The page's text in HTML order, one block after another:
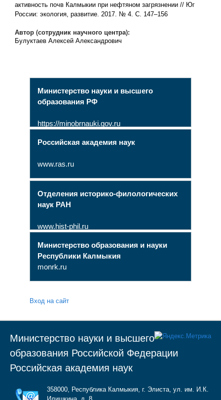
активность почв Калмыкии при нефтяном загрязнении // Юг
России: экология, развитие. 2017. № 4. С. 147–156
Автор (сотрудник научного центра):
Булуктаев Алексей Александрович
Министерство науки и высшего
образования РФ
https://minobrnauki.gov.ru
Российская академия наук
www.ras.ru
Отделения историко-филологических
наук РАН
www.hist-phil.ru
Министерство образования и науки
Республики Калмыкия
monrk.ru
Вход на сайт
Министерство науки и высшего
образования Российской Федерации
Российская академия наук
358000, Республика Калмыкия, г. Элиста, ул. им. И.К.